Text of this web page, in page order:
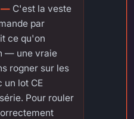
C'est la veste
par
ce qu'on
— une vraie
rogner sur les
un lot CE
Pour rouler